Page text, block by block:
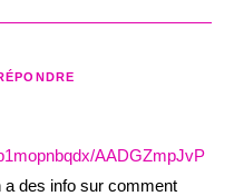
AADGZmpJvP
a des info sur comment